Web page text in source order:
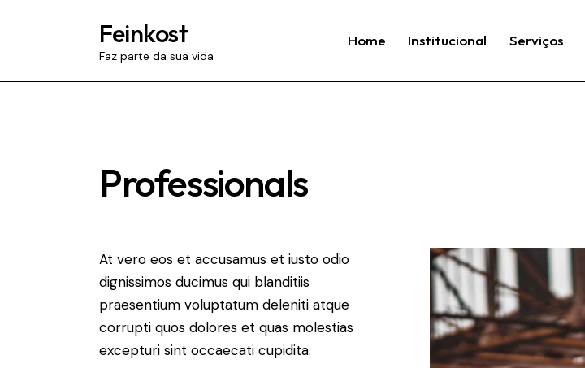
Feinkost
Faz parte da sua vida
Home Institucional Serviços
Professionals
At vero eos et accusamus et iusto odio
dignissimos ducimus qui blanditiis
praesentium voluptatum deleniti atque
corrupti quos dolores et quas molestias
excepturi sint occaecati cupidita.